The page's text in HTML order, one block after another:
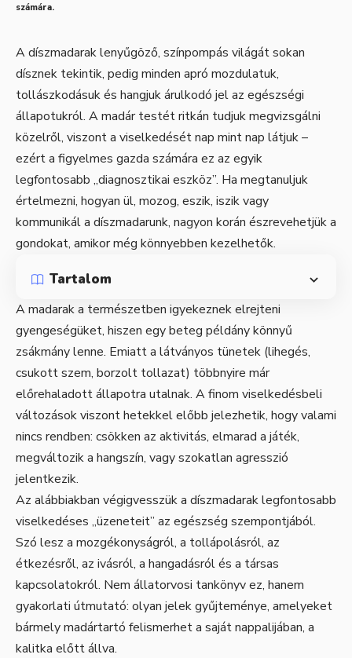
számára.
A díszmadarak lenyűgöző, színpompás világát sokan
dísznek tekintik, pedig minden apró mozdulatuk,
tollászkodásuk és hangjuk árulkodó jel az egészségi
állapotukról. A madár testét ritkán tudjuk megvizsgálni
közelről, viszont a viselkedését nap mint nap látjuk –
ezért a figyelmes gazda számára ez az egyik
legfontosabb „diagnosztikai eszköz”. Ha megtanuljuk
értelmezni, hogyan ül, mozog, eszik, iszik vagy
kommunikál a díszmadarunk, nagyon korán észrevehetjük a
gondokat, amikor még könnyebben kezelhetők.
Tartalom
A madarak a természetben igyekeznek elrejteni
gyengeségüket, hiszen egy beteg példány könnyű
zsákmány lenne. Emiatt a látványos tünetek (lihegés,
csukott szem, borzolt tollazat) többnyire már
előrehaladott állapotra utalnak. A finom viselkedésbeli
változások viszont hetekkel előbb jelezhetik, hogy valami
nincs rendben: csökken az aktivitás, elmarad a játék,
megváltozik a hangszín, vagy szokatlan agresszió
jelentkezik.
Az alábbiakban végigvesszük a díszmadarak legfontosabb
viselkedéses „üzeneteit” az egészség szempontjából.
Szó lesz a mozgékonyságról, a tollápolásról, az
étkezésről, az ivásról, a hangadásról és a társas
kapcsolatokról. Nem állatorvosi tankönyv ez, hanem
gyakorlati útmutató: olyan jelek gyűjteménye, amelyeket
bármely madártartó felismerhet a saját nappalijában, a
kalitka előtt állva.